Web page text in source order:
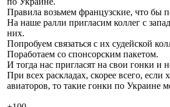
Правила возьмем французские, что бы
На наше ралли пригласим коллег с
них.
Попробуем связаться с их судейской
Поработаем со спонсорским пакетом.
И тогда нас пригласят на свои гонки и
При всех раскладах, скорее всего,
авиаторов, то такие гонки по Украине